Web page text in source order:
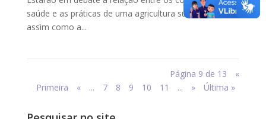
saúde e as práticas de uma agricultura sustentável,
assim como a...
Página 9 de 13
«
Primeira
« ... 7 8 9 10 11 ... » Última »